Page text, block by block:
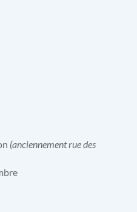
(anciennement rue des